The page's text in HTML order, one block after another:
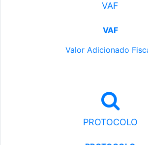
VAF
VAF
Valor Adicionado
PROTOCOLO